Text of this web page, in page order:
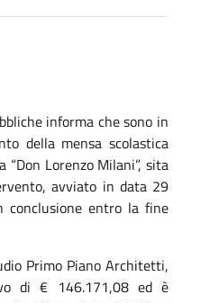
informa che sono in
della mensa scolastica
“Don Lorenzo Milani”, sita
avviato in data 29
conclusione entro la fine
Primo Piano Architetti,
di € 146.171,08 ed è